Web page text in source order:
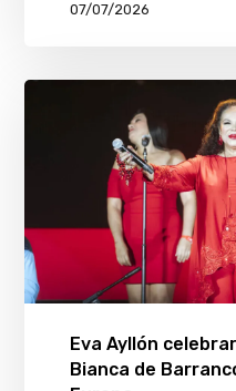
07/07/2026
Eva Ayllón
Bianca de